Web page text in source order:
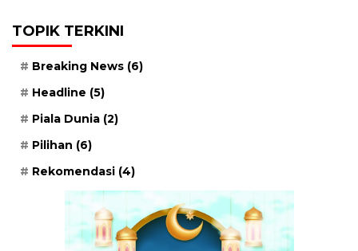
TOPIK TERKINI
Breaking News (6)
Headline (5)
Piala Dunia (2)
Pilihan (6)
Rekomendasi (4)